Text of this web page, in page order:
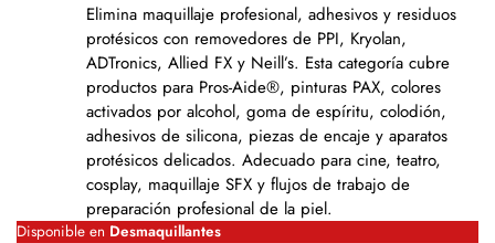
Elimina maquillaje profesional, adhesivos y residuos
protésicos con removedores de PPI, Kryolan,
ADTronics, Allied FX y Neill’s. Esta categoría cubre
productos para Pros-Aide®, pinturas PAX, colores
activados por alcohol, goma de espíritu, colodión,
adhesivos de silicona, piezas de encaje y aparatos
protésicos delicados. Adecuado para cine, teatro,
cosplay, maquillaje SFX y flujos de trabajo de
preparación profesional de la piel.
Disponible en Desmaquillantes